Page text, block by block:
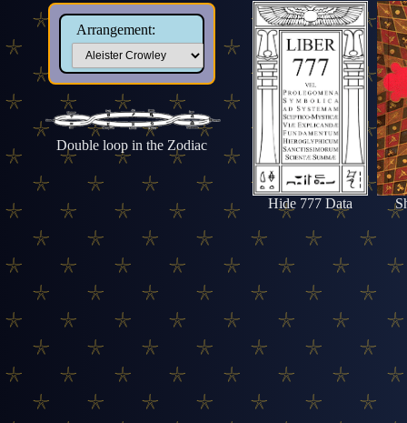
Arrangement:
Double loop in the Zodiac
Hide 777 Data